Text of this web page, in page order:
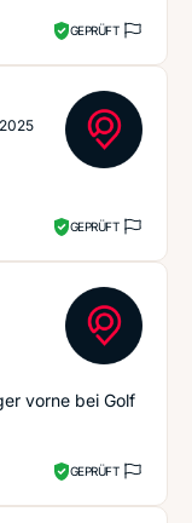
GEPRÜFT
GEPRÜFT
vorne bei Golf
GEPRÜFT